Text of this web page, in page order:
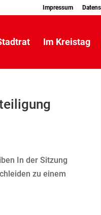
Impressum
Im Kreistag
In der Sitzung
zu einem